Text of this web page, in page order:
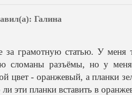
Галина
за грамотную статью. У меня
сломаны разъёмы, но у меня
цвет - оранжевый, а планки
эти планки вставить в